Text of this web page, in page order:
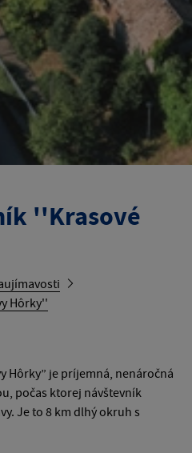
''Krasové
Hôrky''
Hôrky” je príjemná, nenáročná
počas ktorej návštevník
Je to 8 km dlhý okruh s